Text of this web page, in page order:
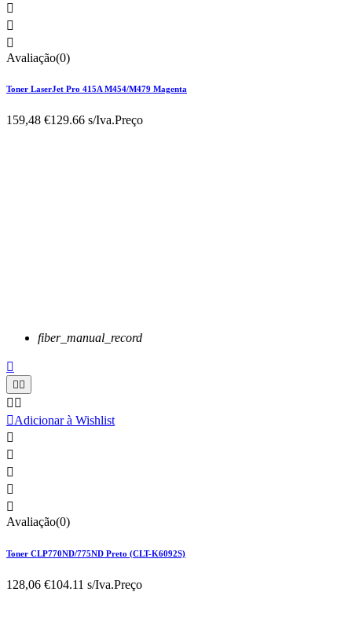



Avaliação(0)
Toner LaserJet Pro 415A M454/M479 Magenta
159,48 €129.66 s/Iva.Preço
fiber_manual_record

 
 
Adicionar à Wishlist





Avaliação(0)
Toner CLP770ND/775ND Preto (CLT-K6092S)
128,06 €104.11 s/Iva.Preço